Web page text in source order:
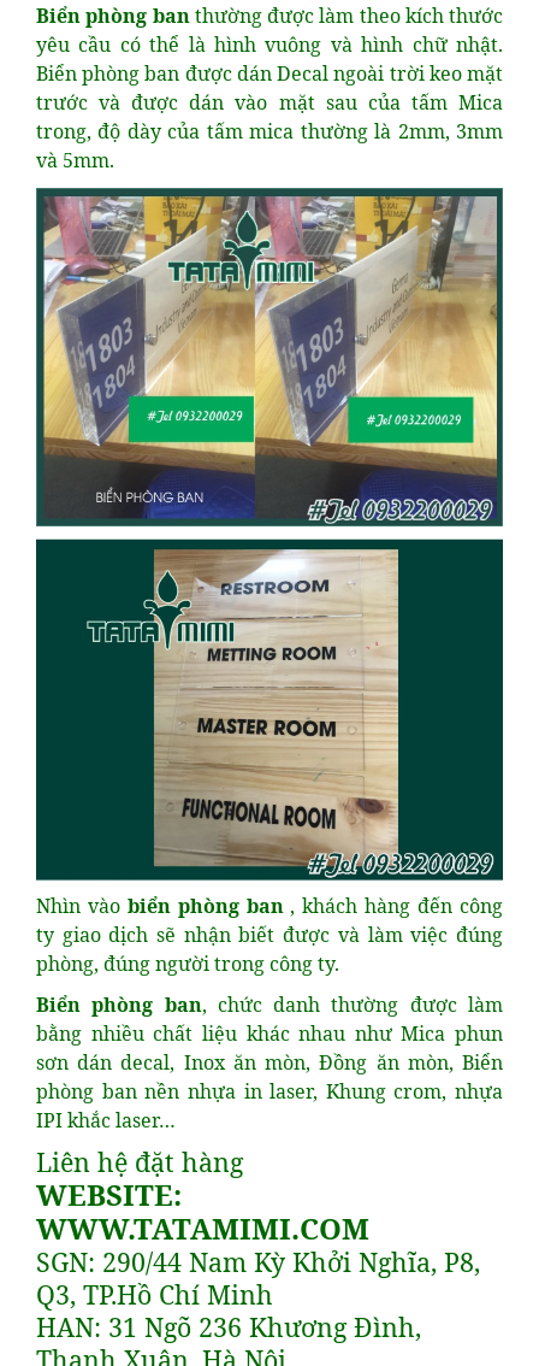
Biển phòng banthường được làm theo kích thước
yêu cầu có thể là hình vuông và hình chữ nhật.
Biển phòng ban được dán Decal ngoài trời keo mặt
trước và được dán vào mặt sau của tấm Mica
trong, độ dày của tấm mica thường là 2mm, 3mm
và 5mm.
Nhìn vào biển phòng ban , khách hàng đến công
ty giao dịch sẽ nhận biết được và làm việc đúng
phòng, đúng người trong công ty.
Biển phòng ban, chức danh thường được làm
bằng nhiều chất liệu khác nhau như Mica phun
sơn dán decal, Inox ăn mòn, Đồng ăn mòn, Biển
phòng ban nền nhựa in laser, Khung crom, nhựa
IPI khắc laser…
Liên hệ đặt hàng
WEBSITE:
WWW.TATAMIMI.COM
SGN: 290/44 Nam Kỳ Khởi Nghĩa, P8,
Q3, TP.Hồ Chí Minh
HAN: 31 Ngõ 236 Khương Đình,